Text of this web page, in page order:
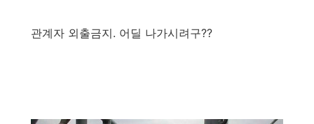
관계자 외출금지. 어딜 나가시려구??